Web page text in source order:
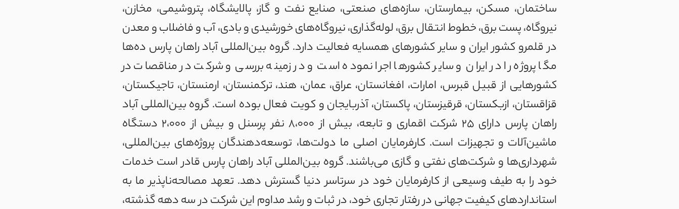
ساختمان، مسکن، بیمارستان، سازه‌های صنعتی، صنایع نفت و گاز، پالایشگاه، پتروشیمی، مخازن،
نیروگاه، پست برق، خطوط انتقال برق، لوله‌گذاری، نیروگاه‌های خورشیدی و بادی، آب و فاضلاب و معدن
در قلمرو کشور ایران و سایر کشورهای همسایه فعالیت دارد. گروه بین‌المللی آباد راهان پارس ده‌ها
مگا پروژه را در ایران و سایر کشورها اجرا نموده است و در زمینه بررسی و شرکت در مناقصات در
کشورهایی از قبیل قبرس، امارات، افغانستان، عراق، عمان، هند، ترکمنستان، ارمنستان، تاجیکستان،
قزاقستان، ازبکستان، قرقیزستان، پاکستان، آذربایجان و کویت فعال بوده است. گروه بین‌المللی آباد
راهان پارس دارای ۲۵ شرکت اقماری و تابعه، بیش از ۸،۰۰۰ نفر پرسنل و بیش از ۲،۰۰۰ دستگاه
ماشین‌آلات و تجهیزات است. کارفرمایان اصلی ما دولت‌ها، توسعه‌دهندگان پروژه‌های بین‌المللی،
شهرداری‌ها و شرکت‌های نفتی و گازی می‌باشند. گروه بین‌المللی آباد راهان پارس قادر است خدمات
خود را به طیف وسیعی از کارفرمایان خود در سرتاسر دنیا گسترش دهد. تعهد مصالحه‌ناپذیر ما به
استانداردهای کیفیت جهانی در رفتار تجاری خود، در ثبات و رشد مداوم این شرکت در سه دهه گذشته،